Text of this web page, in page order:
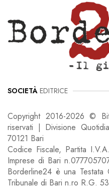
SOCIETÀ EDITRICE
Copyright 2016-2026 ©
riservati | Divisione
70121 Bari
Codice Fiscale, Partita
Imprese di Bari
Borderline24 è una Testata
Tribunale di Bari n.ro R.G.